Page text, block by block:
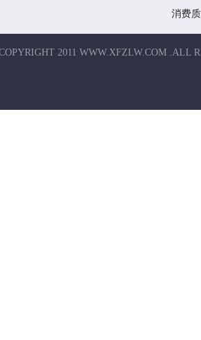
消费
2011 WWW.XFZLW.COM .ALL